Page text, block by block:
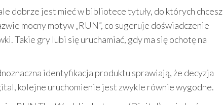
dobrze jest mieć w bibliotece tytuły, do których chcesz
mocny motyw „RUN”, co sugeruje doświadczenie
Takie gry lubi się uruchamiać, gdy ma się ochotę na
identyfikacja produktu sprawiają, że decyzja
kolejne uruchomienie jest zwykle równie wygodne.